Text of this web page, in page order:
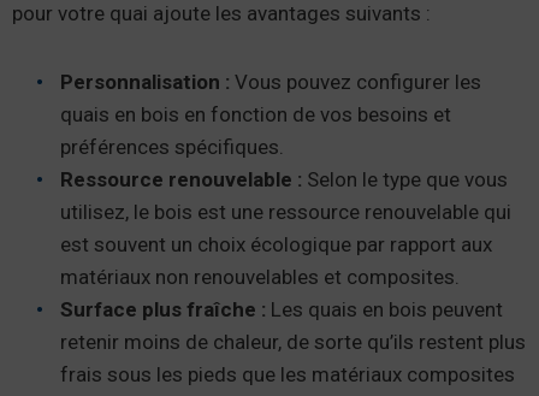
pour votre quai ajoute les avantages suivants :
Personnalisation : Vous pouvez configurer les
quais en bois en fonction de vos besoins et
préférences spécifiques.
Ressource renouvelable : Selon le type que vous
utilisez, le bois est une ressource renouvelable qui
est souvent un choix écologique par rapport aux
matériaux non renouvelables et composites.
Surface plus fraîche : Les quais en bois peuvent
retenir moins de chaleur, de sorte qu’ils restent plus
frais sous les pieds que les matériaux composites